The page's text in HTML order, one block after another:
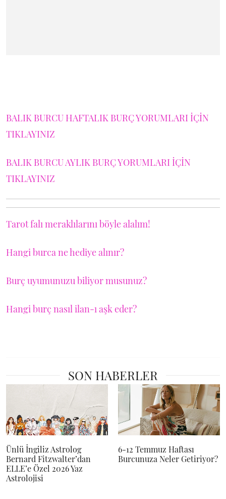
BALIK BURCU HAFTALIK BURÇ YORUMLARI İÇİN
TIKLAYINIZ
BALIK BURCU AYLIK BURÇ YORUMLARI İÇİN
TIKLAYINIZ
Tarot falı meraklılarını böyle alalım!
Hangi burca ne hediye alınır?
Burç uyumunuzu biliyor musunuz?
Hangi burç nasıl ilan-ı aşk eder?
SON HABERLER
Ünlü İngiliz Astrolog
Bernard Fitzwalter’dan
ELLE’e Özel 2026 Yaz
Astrolojisi
6-12 Temmuz Haftası
Burcunuza Neler Getiriyor?